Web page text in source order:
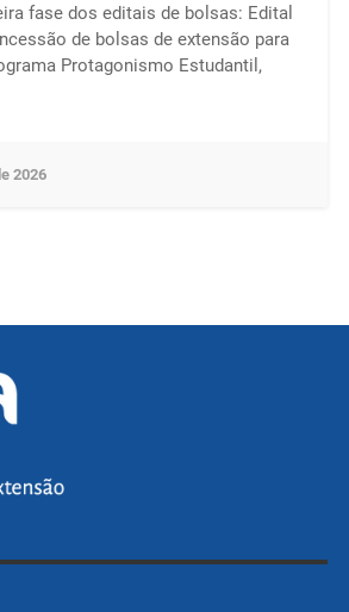
fase dos editais de bolsas: Edital
de bolsas de extensão para
Protagonismo Estudantil,
2026